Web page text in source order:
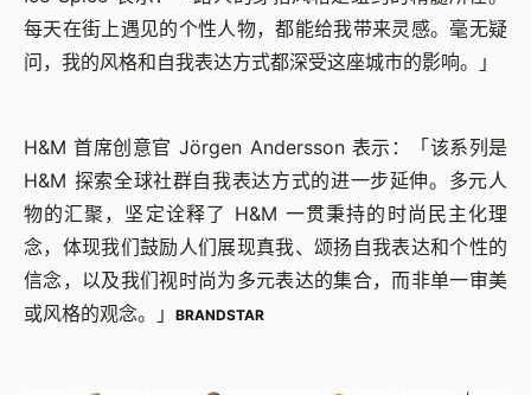
每天在街上遇见的个性人物，都能给我带来灵感。毫无疑
问，我的风格和自我表达方式都深受这座城市的影响。」
H&M 首席创意官 Jörgen Andersson 表示：「该系列是
H&M 探索全球社群自我表达方式的进一步延伸。多元人
物的汇聚，坚定诠释了 H&M 一贯秉持的时尚民主化理
念，体现我们鼓励人们展现真我、颂扬自我表达和个性的
信念，以及我们视时尚为多元表达的集合，而非单一审美
或风格的观念。」
BRANDSTAR